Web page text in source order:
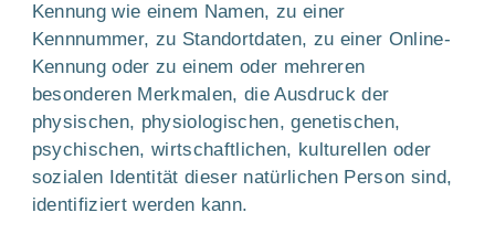
Kennung wie einem Namen, zu einer
Kennnummer, zu Standortdaten, zu einer Online-
Kennung oder zu einem oder mehreren
besonderen Merkmalen, die Ausdruck der
physischen, physiologischen, genetischen,
psychischen, wirtschaftlichen, kulturellen oder
sozialen Identität dieser natürlichen Person sind,
identifiziert werden kann.